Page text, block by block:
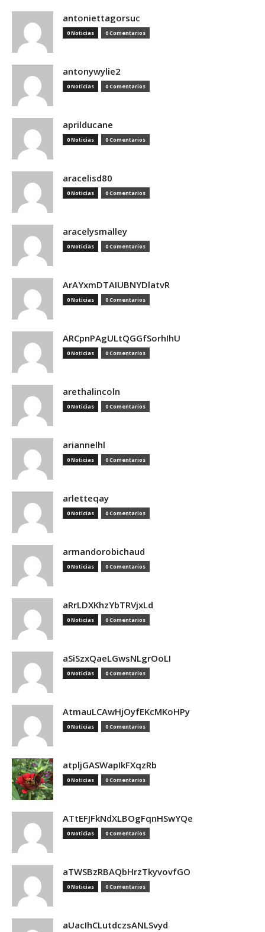
antoniettagorsuc
0 Noticias 0 Comentarios
antonywylie2
0 Noticias 0 Comentarios
aprilducane
0 Noticias 0 Comentarios
aracelisd80
0 Noticias 0 Comentarios
aracelysmalley
0 Noticias 0 Comentarios
ArAYxmDTAIUBNYDlatvR
0 Noticias 0 Comentarios
ARCpnPAgULtQGGfSorhIhU
0 Noticias 0 Comentarios
arethalincoln
0 Noticias 0 Comentarios
ariannelhl
0 Noticias 0 Comentarios
arletteqay
0 Noticias 0 Comentarios
armandorobichaud
0 Noticias 0 Comentarios
aRrLDXKhzYbTRVjxLd
0 Noticias 0 Comentarios
aSiSzxQaeLGwsNLgrOoLI
0 Noticias 0 Comentarios
AtmauLCAwHjOyfEKcMKoHPy
0 Noticias 0 Comentarios
atpljGASWapIkFXqzRb
0 Noticias 0 Comentarios
ATtEFJFkNdXLBOgFqnHSwYQe
0 Noticias 0 Comentarios
aTWSBzRBAQbHrzTkyvovfGO
0 Noticias 0 Comentarios
aUacIhCLutdczsANLSvyd